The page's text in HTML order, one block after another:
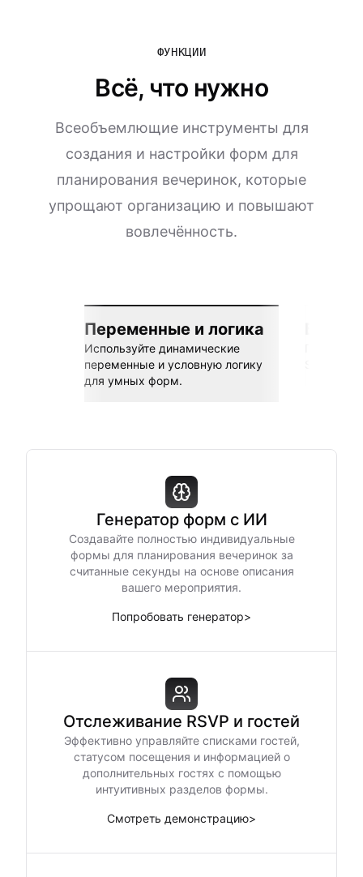
ФУНКЦИИ
Всё, что нужно
Всеобъемлющие инструменты для
создания и настройки форм для
планирования вечеринок, которые
упрощают организацию и повышают
вовлечённость.
Переменные и логика
Используйте динамические
переменные и условную логику
для умных форм.
Генератор форм с ИИ
Создавайте полностью индивидуальные
формы для планирования вечеринок за
считанные секунды на основе описания
вашего мероприятия.
Попробовать генератор>
Отслеживание RSVP и гостей
Эффективно управляйте списками гостей,
статусом посещения и информацией о
дополнительных гостях с помощью
интуитивных разделов формы.
Смотреть демонстрацию>